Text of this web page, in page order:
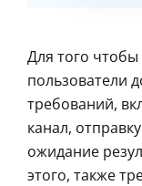
Для того чтобы
пользователи
требований,
канал,
ожидание
этого, также